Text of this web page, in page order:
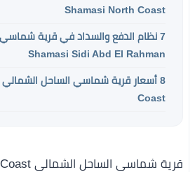
Shamasi North Coast
7 نظام الدفع والسداد في قرية
Shamasi Sidi Abd El Rahman
8
Coast